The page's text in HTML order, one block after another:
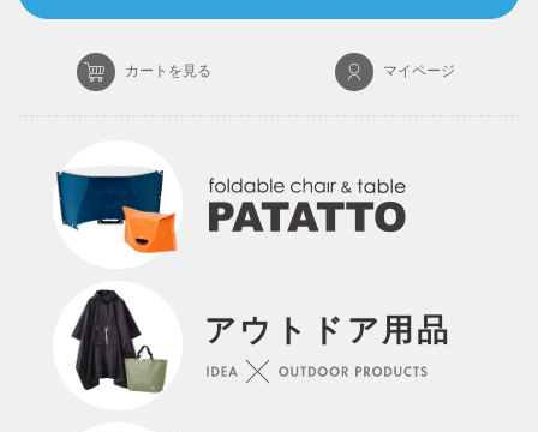
カートを見る マイページ
アウトドア用品